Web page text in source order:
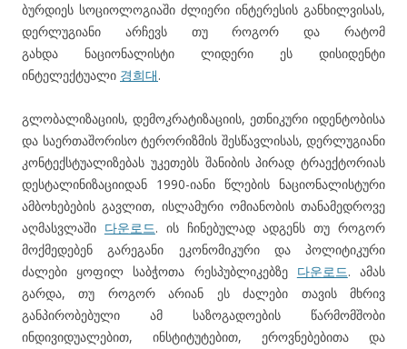
ბურდიეს სოციოლოგიაში ძლიერი ინტერესის განხილვისას,
დერლუგიანი არჩევს თუ როგორ და რატომ
გახდა ნაციონალისტი ლიდერი ეს დისიდენტი
ინტელექტუალი 경희대.
გლობალიზაციის, დემოკრატიზაციის, ეთნიკური იდენტობისა
და საერთაშორისო ტერორიზმის შესწავლისას, დერლუგიანი
კონტექსტუალიზებას უკეთებს შანიბის პირად ტრაექტორიას
დესტალინიზაციიდან 1990-იანი წლების ნაციონალისტური
ამბოხებების გავლით, ისლამური ომიანობის თანამედროვე
აღმასვლაში 다운로드. ის ჩინებულად ადგენს თუ როგორ
მოქმედებენ გარეგანი ეკონომიკური და პოლიტიკური
ძალები ყოფილ საბჭოთა რესპუბლიკებზე 다운로드. ამას
გარდა, თუ როგორ არიან ეს ძალები თავის მხრივ
განპირობებული ამ საზოგადოების წარმომშობი
ინდივიდუალებით, ინსტიტუტებით, ეროვნებებითა და